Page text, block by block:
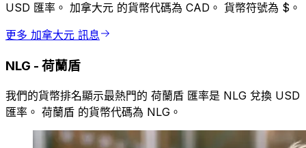
USD 匯率。 加拿大元 的貨幣代碼為 CAD。 貨幣符號為 $。
更多 加拿大元 訊息
NLG - 荷蘭盾
我們的貨幣排名顯示最熱門的 荷蘭盾 匯率是 NLG 兌換 USD
匯率。 荷蘭盾 的貨幣代碼為 NLG。